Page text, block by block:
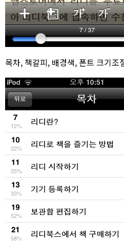
목차, 책갈피, 배경색, 폰트 크기조